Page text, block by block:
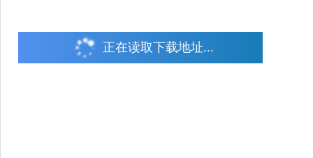
正在读取下载地址...